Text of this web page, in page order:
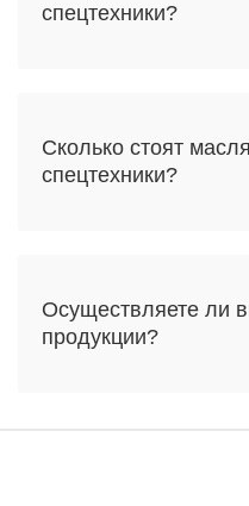
спецтехники?
Сколько стоят
спецтехники?
Осуществляете ли
продукции?